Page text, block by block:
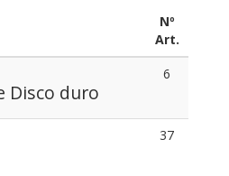
Nº
Art.
Disco duro
6
37